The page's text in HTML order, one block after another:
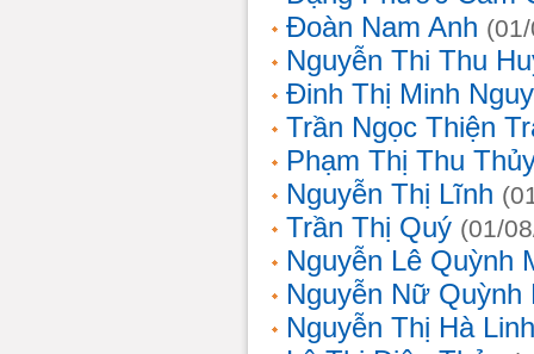
Đoàn Nam Anh
Nguyễn Thi Thu
Đinh Thị Minh
Trần Ngọc Thiện
Phạm Thị Thu
Nguyễn Thị Lĩnh
Trần Thị Quý (01/
Nguyễn Lê Quỳnh
Nguyễn Nữ
Nguyễn Thị Hà Linh